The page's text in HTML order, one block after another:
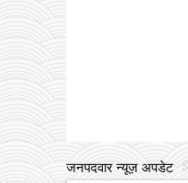
जनपदवार न्यूज़ अपडेट